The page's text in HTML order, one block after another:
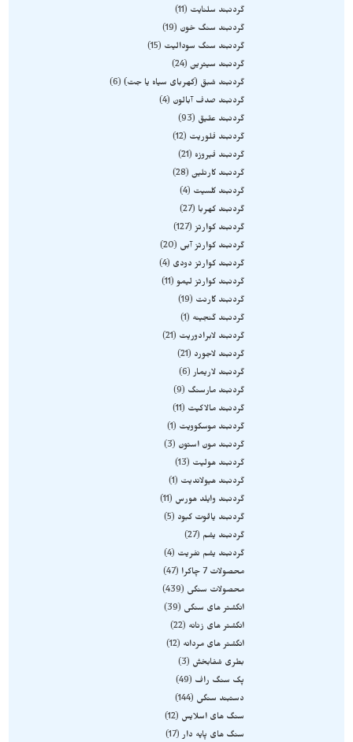
گردنبند سلنایت
11
گردنبند سنگ خون
19
گردنبند سنگ سودالیت
15
گردنبند سیترین 24
گردنبند شبق (کهربای سیاه یا جت) 6
گردنبند صدف آبالون
4
گردنبند عقیق
93
گردنبند فلوریت
12
گردنبند فیروزه
21
گردنبند کارنلین 28
گردنبند کلسیت
4
گردنبند کهربا
27
گردنبند کوارتز 127
گردنبند کوارتز آبی
20
گردنبند کوارتز دودی
4
گردنبند کوارتز لیمو 11
گردنبند گارنت
19
گردنبند گنجینه
1
گردنبند لابرادوریت
21
گردنبند لاجورد
21
گردنبند لاریمار 6
گردنبند مارسنگ
9
گردنبند مالاکیت
11
گردنبند موسکوویت
1
گردنبند مون استون
3
گردنبند هولیت
13
گردنبند هیولاندیت
1
گردنبند وایلد هورس
11
گردنبند یاقوت کبود
5
گردنبند یشم
27
گردنبند یشم نفریت
4
محصولات 7 چاکرا
47
محصولات سنگی
439
انگشتر های سنگی
39
انگشتر های زنانه
22
انگشتر های مردانه
12
بطری شفابخش
3
پک سنگ راف
49
دستبند سنگی
144
سنگ های اسلایس
12
سنگ های پایه دار 17